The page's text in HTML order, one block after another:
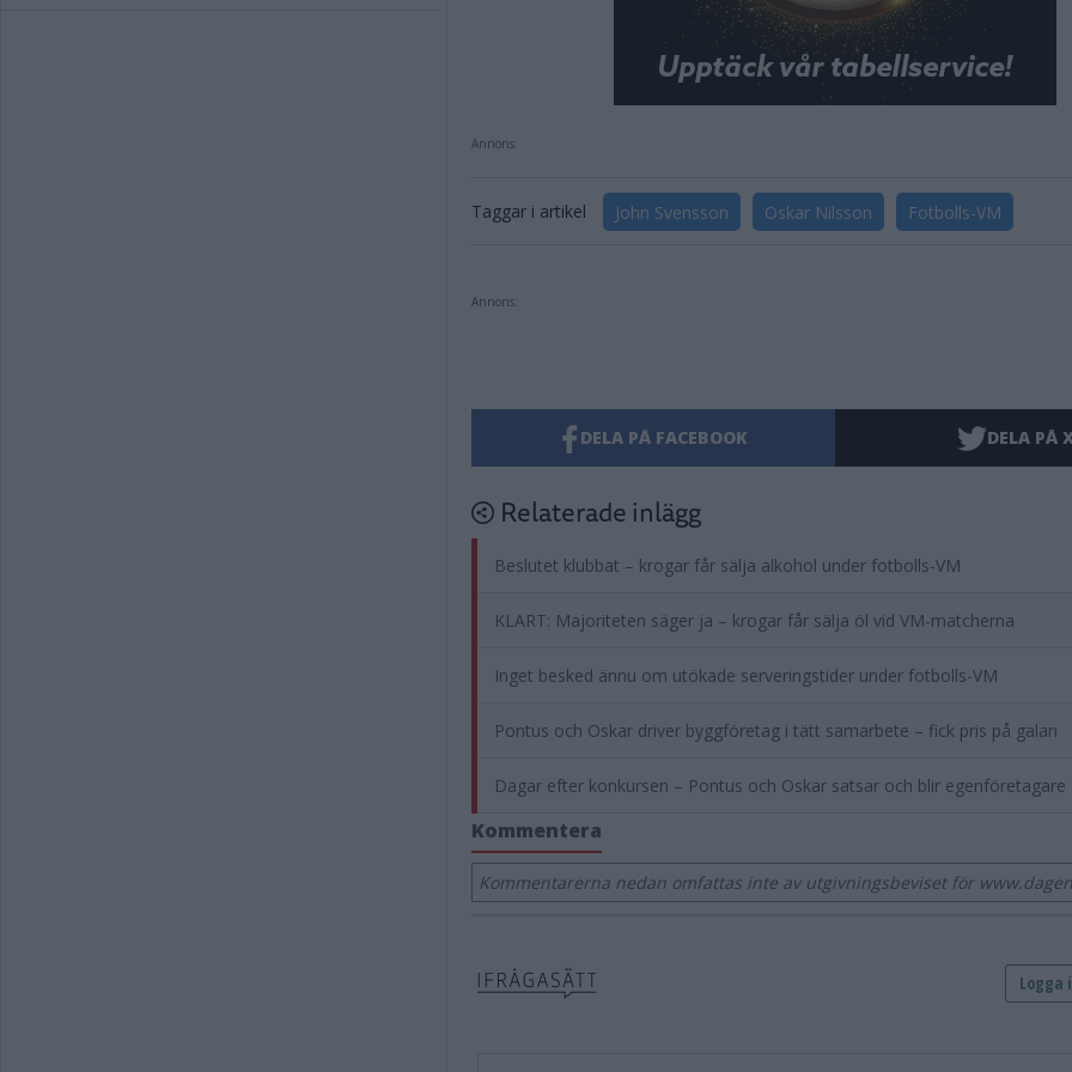
Annons:
Taggar i artikel John Svensson Oskar Nilsson Fotbolls-VM
Annons:
DELA PÅ FACEBOOK DELA PÅ
Relaterade inlägg
Beslutet klubbat – krogar får sälja alkohol under fotbolls-VM
KLART: Majoriteten säger ja – krogar får sälja öl vid VM-matcherna
Inget besked ännu om utökade serveringstider under fotbolls-VM
Pontus och Oskar driver byggföretag i tätt samarbete – fick pris på galan
Dagar efter konkursen – Pontus och Oskar satsar och blir egenföretagare
Kommentera
Kommentarerna nedan omfattas inte av utgivningsbeviset för